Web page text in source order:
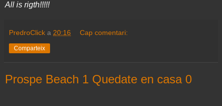
All is rigth!!!!!
PredroClick a 20:16 Cap comentari:
Comparteix
Prospe Beach 1 Quedate en casa 0